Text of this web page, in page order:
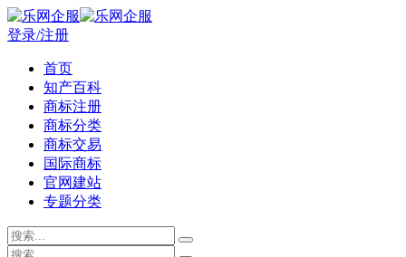
登录/注册
首页
知产百科
商标注册
商标分类
商标交易
国际商标
官网建站
专题分类